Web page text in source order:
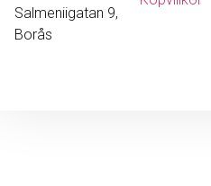
Salmeniigatan 9,
Borås